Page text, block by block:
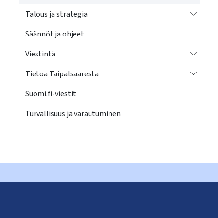
Talous ja strategia
Vaihda
Säännöt ja ohjeet
Viestintä
Vaihda
Tietoa Taipalsaaresta
Vaihda
Suomi.fi-viestit
Turvallisuus ja varautuminen